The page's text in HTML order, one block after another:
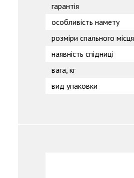
гарантія
особливість намету
розміри спального місця
наявність спідниці
вага, кг
вид упаковки